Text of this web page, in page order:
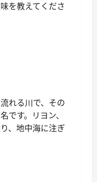
を教えてくださ
れる川で、その
です。リヨン、
、地中海に注ぎ